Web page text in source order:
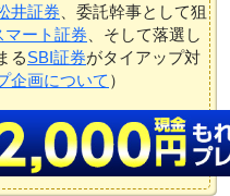
井証券 、委託幹事として狙
マート証券 、そして落選し
るSBI証券がタイアップ対
企画について ）